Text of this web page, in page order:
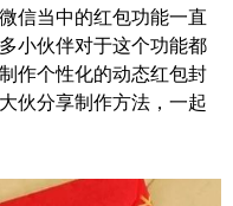
当中的红包功能一直
小伙伴对于这个功能都
作个性化的动态红包封
伙分享制作方法，一起